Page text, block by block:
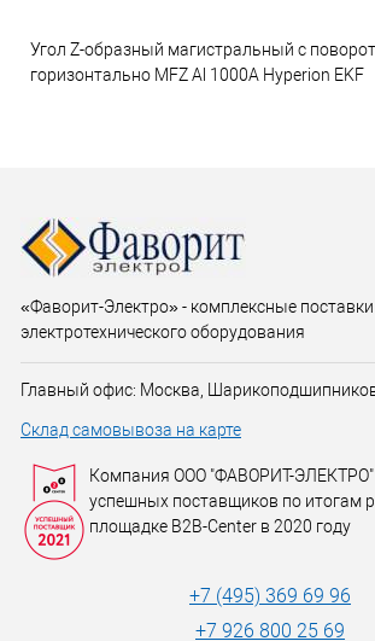
Угол Z-образный магистральный с
горизонтально MFZ Al 1000A Hyperion EKF
«Фаворит-Электро» - комплексные поставки
электротехнического оборудования
Главный офис: Москва,
Склад самовывоза на карте
Компания ООО "ФАВОРИТ-ЭЛЕКТРО"
успешных поставщиков по итогам
площадке B2B-Center в 2020 году
+7 (495) 369 69 96
+7 926 800 25 69